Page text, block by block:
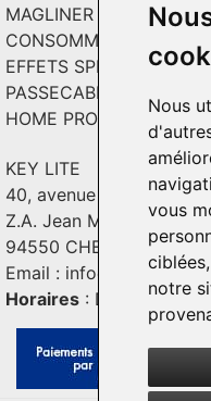
Nous
vous
notre
MAGLINER CHARIOTS
CONSOMMABLES /
EFFETS SPECIAUX ET
PASSECABLE
HOME PRODUCT
KEY LITE
40, avenue Georges
Z.A. Jean Mermoz - Bât.
94550 CHEVILLY -
Email : info@keylite.com
Horaires : Du lundi au